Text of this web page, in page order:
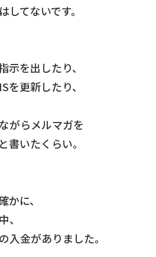
してないです。
示を出したり、
を更新したり、
がらメルマガを
書いたくらい。
かに、
、
入金がありました。